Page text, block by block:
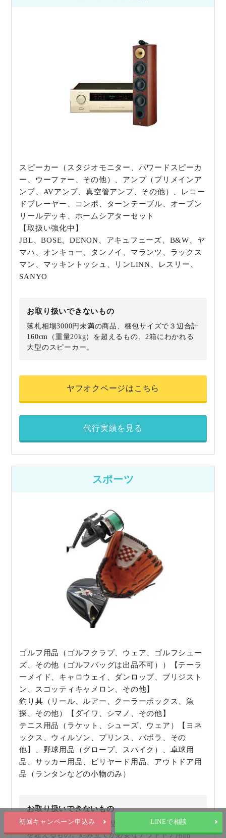
初回キャンペーン申込み LINEで相談
スピーカー（スタジオモニター、パワードスピーカ
ー、ウーファー、その他）、アンプ（プリメインア
ンプ、AVアンプ、真空管アンプ、その他）、レコー
ドプレーヤー、コンポ、ターンテーブル、オープン
リールデッキ、ホームシアターセット
【取扱い強化中】
JBL、BOSE、DENON、アキュフェーズ、B&W、ヤ
マハ、オンキョー、タンノイ、マランツ、ラックス
マン、マッキントッシュ、リンLINN、レスリー、
SANYO
お取り扱いできないもの
落札相場3000円未満の商品、梱包サイズで３辺合計
160cm（重量20kg）を超えるもの、2箱にわかれる
大型のスピーカー。
ヤフオクページはこちら
代行実績を見る
スポーツ
ゴルフ用品（ゴルフクラブ、ウェア、ゴルフシュー
ズ、その他（ゴルフバッグは出品不可））【テーラ
ーメイド、キャロウェイ、ダンロップ、ブリジスト
ン、スコッティキャメロン、その他】
釣り具（リール、ルアー、クーラーボックス、魚
探、その他）【ダイワ、シマノ、その他】
テニス用品（ラケット、シューズ、ウェア）【ヨネ
ックス、ウィルソン、プリンス、バボラ、その
他】、野球用品（グローブ、スパイク）、卓球用
品、サッカー用品、ビリヤード用品、アウトドア用
品（ランタンなどの小物のみ）
お取り扱いできないもの
落札相場3000円未満の商品。梱包時の長辺が120cm
を超えるもの。組み立てが必要なアウトドア用品